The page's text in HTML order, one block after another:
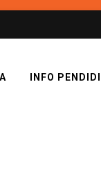
INFO